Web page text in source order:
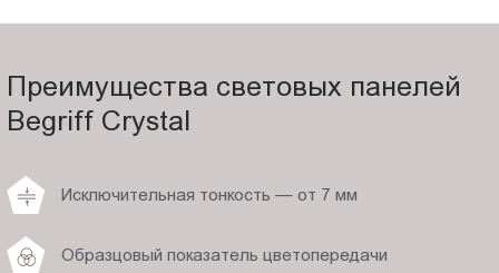
Преимущества световых панелей
Begriff Crystal
Исключительная тонкость — от 7 мм
Образцовый показатель цветопередачи